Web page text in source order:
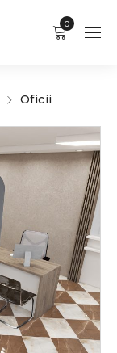
0
Oficii